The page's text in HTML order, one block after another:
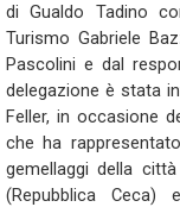
di Gualdo Tadino
Turismo Gabriele
Pascolini e dal
delegazione è stata
Feller, in occasione
che ha
gemellaggi della
(Repubblica